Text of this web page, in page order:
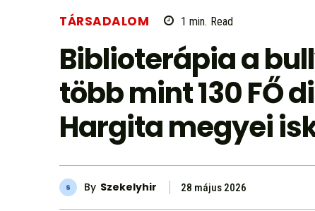
TÁRSADALOM 1 min. Read
Biblioterápia a
több mint 130 FŐ
Hargita megyei
By Szekelyhir 28 május 2026